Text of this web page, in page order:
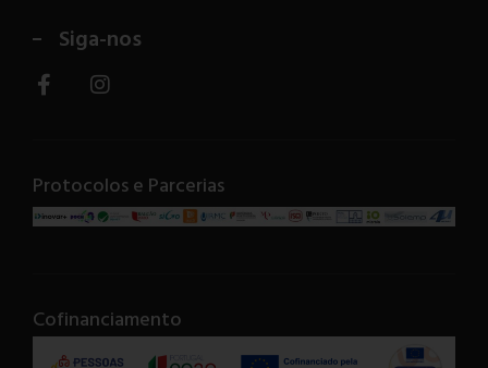
Siga-nos
Protocolos e Parcerias
Cofinanciamento